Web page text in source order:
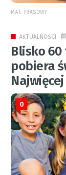
MAT. PRASOWY
AKTUALNOŚCI
Blisko 60
pobiera
0